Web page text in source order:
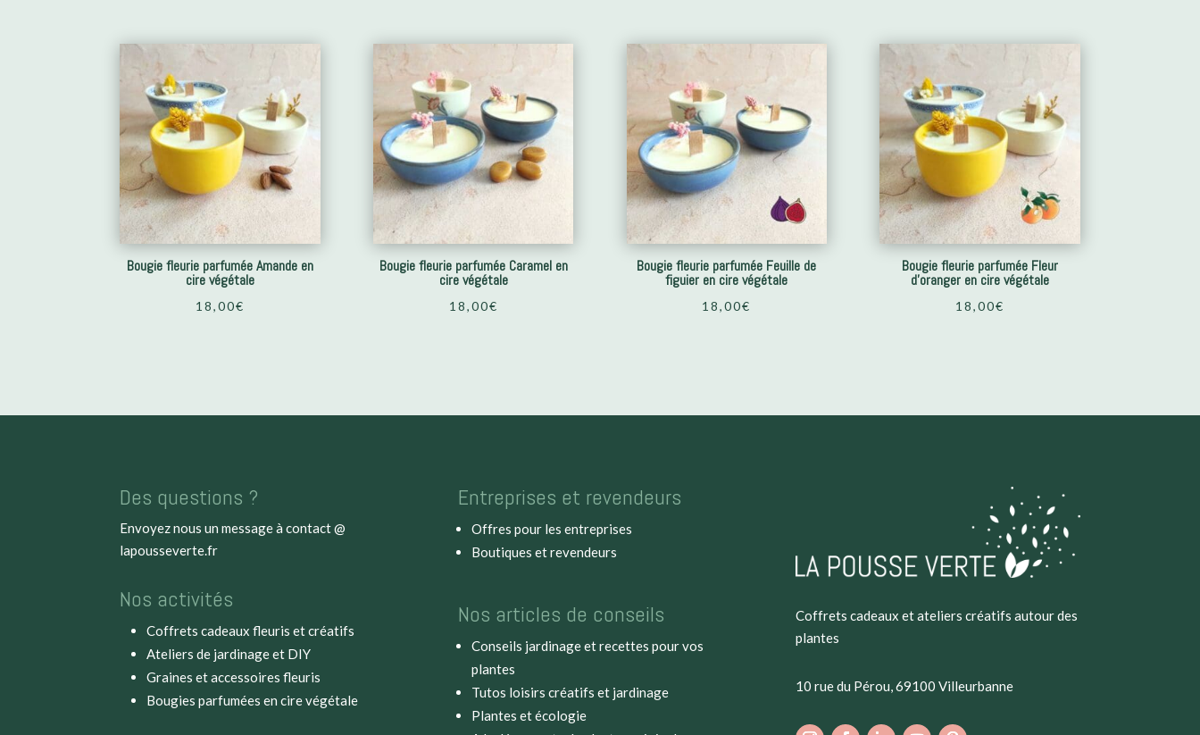
Bougie fleurie parfumée Amande en
cire végétale
18,00€
Bougie fleurie parfumée Caramel en
cire végétale
18,00€
Bougie fleurie parfumée Feuille de
figuier en cire végétale
18,00€
Bougie fleurie parfumée Fleur
d’oranger en cire végétale
18,00€
Des questions ?
Envoyez nous un message à contact @
lapousseverte.fr
Nos activités
Coffrets cadeaux fleuris et créatifs
Ateliers de jardinage et DIY
Graines et accessoires fleuris
Bougies parfumées en cire végétale
Entreprises et revendeurs
Offres pour les entreprises
Boutiques et revendeurs
Nos articles de conseils
Conseils jardinage et recettes pour vos
plantes
Tutos loisirs créatifs et jardinage
Plantes et écologie
Coffrets cadeaux et ateliers créatifs autour des
plantes
10 rue du Pérou, 69100 Villeurbanne